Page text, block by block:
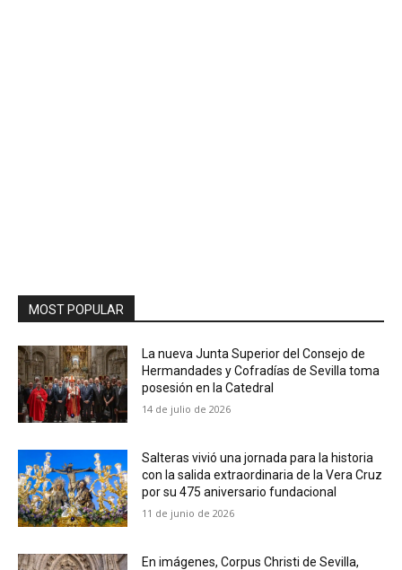
MOST POPULAR
La nueva Junta Superior del Consejo de
Hermandades y Cofradías de Sevilla toma
posesión en la Catedral
14 de julio de 2026
Salteras vivió una jornada para la historia
con la salida extraordinaria de la Vera Cruz
por su 475 aniversario fundacional
11 de junio de 2026
En imágenes, Corpus Christi de Sevilla,